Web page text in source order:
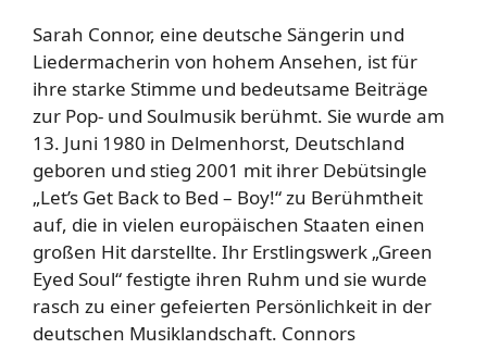
Sarah Connor, eine deutsche Sängerin und
Liedermacherin von hohem Ansehen, ist für
ihre starke Stimme und bedeutsame Beiträge
zur Pop- und Soulmusik berühmt. Sie wurde am
13. Juni 1980 in Delmenhorst, Deutschland
geboren und stieg 2001 mit ihrer Debütsingle
„Let’s Get Back to Bed – Boy!“ zu Berühmtheit
auf, die in vielen europäischen Staaten einen
großen Hit darstellte. Ihr Erstlingswerk „Green
Eyed Soul“ festigte ihren Ruhm und sie wurde
rasch zu einer gefeierten Persönlichkeit in der
deutschen Musiklandschaft. Connors